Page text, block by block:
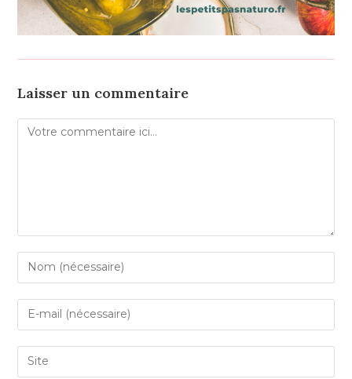
Laisser un commentaire